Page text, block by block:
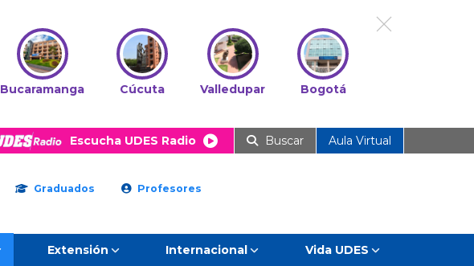
Bucaramanga Cúcuta Valledupar Bogotá
Escucha UDES Radio Buscar Aula Virtual
Graduados Profesores
Extensión Internacional Vida UDES